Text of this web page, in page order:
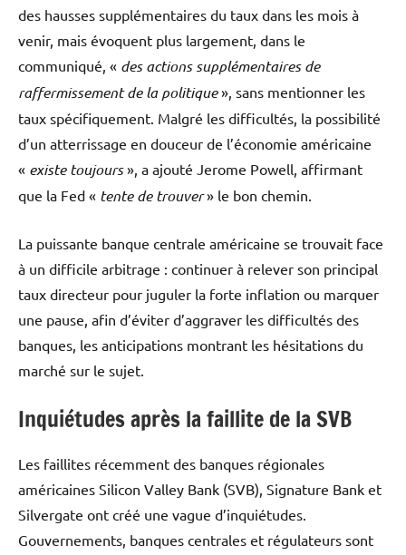
des hausses supplémentaires du taux dans les mois à
venir, mais évoquent plus largement, dans le
communiqué, « des actions supplémentaires de
raffermissement de la politique», sans mentionner les
taux spécifiquement. Malgré les difficultés, la possibilité
d’un atterrissage en douceur de l’économie américaine
« existe toujours», a ajouté Jerome Powell, affirmant
que la Fed « tente de trouver» le bon chemin.
La puissante banque centrale américaine se trouvait face
à un difficile arbitrage : continuer à relever son principal
taux directeur pour juguler la forte inflation ou marquer
une pause, afin d’éviter d’aggraver les difficultés des
banques, les anticipations montrant les hésitations du
marché sur le sujet.
Inquiétudes après la faillite de la SVB
Les faillites récemment des banques régionales
américaines Silicon Valley Bank (SVB), Signature Bank et
Silvergate ont créé une vague d’inquiétudes.
Gouvernements, banques centrales et régulateurs sont